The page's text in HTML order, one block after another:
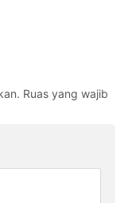
Ruas yang wajib